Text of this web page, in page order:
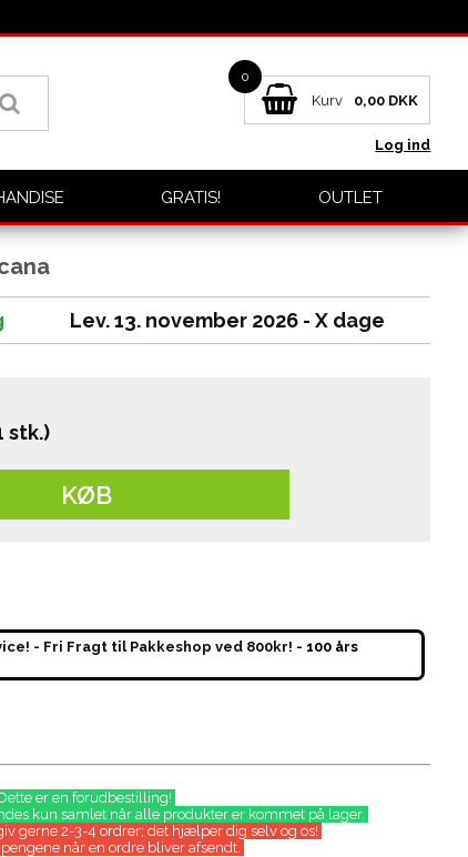
0
Kurv 0,00 DKK
Log ind
GRATIS! OUTLET
Lev. 13. november 2026 - X dage
stk.)
KØB
- Fri Fragt til Pakkeshop ved 800kr! - 100 års
er en forudbestilling!
kun samlet når alle produkter er kommet på lager.
gerne 2-3-4 ordrer; det hjælper dig selv og os!
når en ordre bliver afsendt.